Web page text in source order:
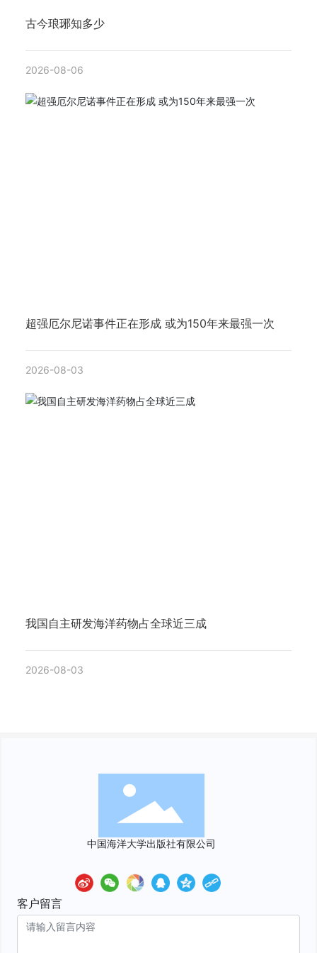
古今琅琊知多少
2026-08-06
超强厄尔尼诺事件正在形成 或为150年来最强一次
2026-08-03
我国自主研发海洋药物占全球近三成
2026-08-03
中国海洋大学出版社有限公司
客户留言